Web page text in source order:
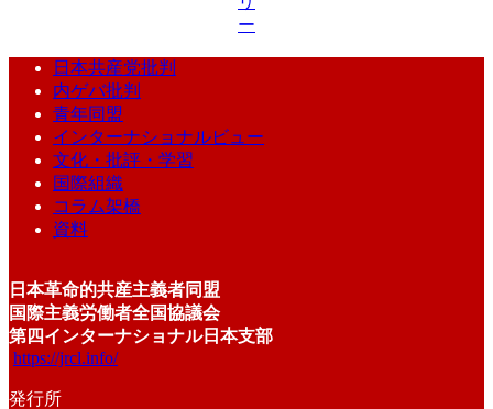
ー
日本共産党批判
内ゲバ批判
青年同盟
インターナショナルビュー
文化・批評・学習
国際組織
コラム架橋
資料
日本革命的共産主義者同盟
国際主義労働者全国協議会
第四インターナショナル日本支部
https://jrcl.info/
発行所